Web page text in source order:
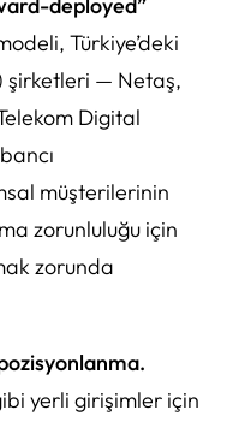
Türkiye’deki
şirketleri — Netaş,
Digital
müşterilerinin
zorunluluğu için
zorunda
yerli girişimler için